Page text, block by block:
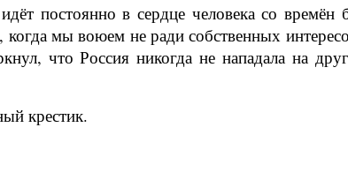
постоянно в сердце человека со времён
мы воюем не ради собственных
что Россия никогда не нападала на
крестик.